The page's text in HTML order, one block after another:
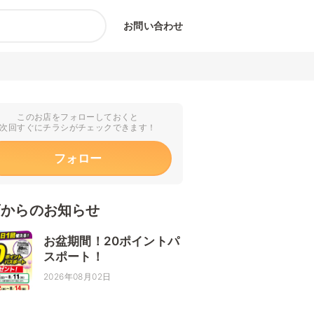
お問い合わせ
このお店をフォローしておくと
次回すぐにチラシがチェックできます！
フォロー
らのお知らせ
お盆期間！20ポイントパ
スポート！
2026年08月02日